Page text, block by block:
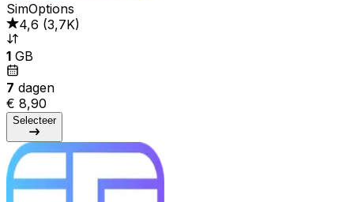
SimOptions
4,6 (3,7K)
1 GB
7 dagen
€ 8,90
Selecteer